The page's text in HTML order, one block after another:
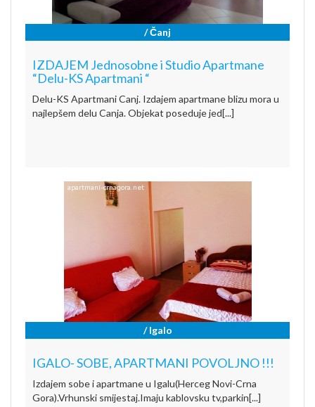
/ Čanj
IZDAJEM Jednosobne i Studio Apartmane
“Delu-KS Apartmani “
Delu-KS Apartmani Canj. Izdajem apartmane blizu mora u
najlepšem delu Canja. Objekat poseduje jed[...]
/ Igalo
IGALO- SOBE, APARTMANI POVOLJNO !!!
Izdajem sobe i apartmane u Igalu(Herceg Novi-Crna
Gora).Vrhunski smijestaj.Imaju kablovsku tv,parkin[...]